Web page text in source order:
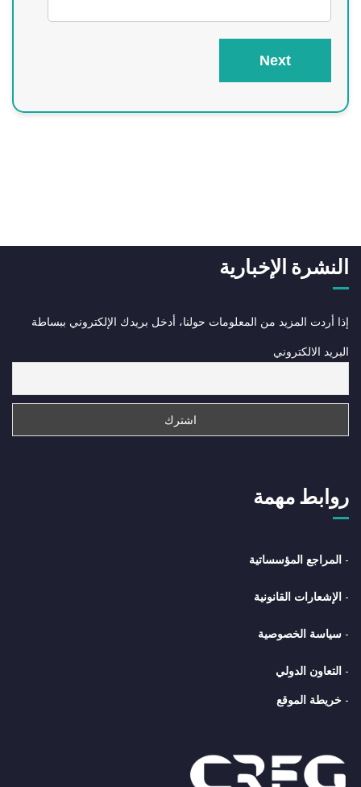
Next
روابط مهمة
- المراجع المؤسساتية
- الإشعارات القانونية
- سياسة الخصوصية
- التعاون الدولي
- خريطة الموقع
النشرة الإخبارية
إذا أردت المزيد من المعلومات حولنا، أدخل بريدك الإلكتروني ببساطة
البريد الالكتروني